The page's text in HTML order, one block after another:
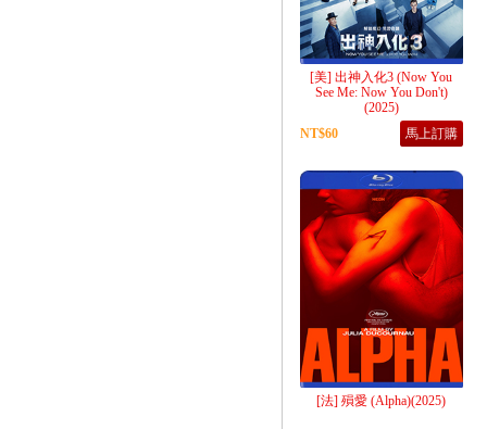
[美] 出神入化3 (Now You
See Me: Now You Don't)
(2025)
NT$60
馬上訂購
[法] 殞愛 (Alpha)(2025)